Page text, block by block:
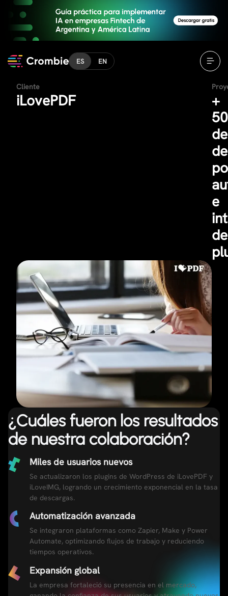
ES EN
Cliente
iLovePDF
+
de
e
de
¿Cuáles fueron los resultados
de nuestra colaboración?
Miles de usuarios nuevos
Se actualizaron los plugins de WordPress de iLovePDF y
iLoveIMG, logrando un crecimiento exponencial en la tasa
de descargas.
Automatización avanzada
Se integraron plataformas como Zapier, Make y Power
Automate, optimizando flujos de trabajo y reduciendo
tiempos operativos.
Expansión global
La empresa fortaleció su presencia en el mercado,